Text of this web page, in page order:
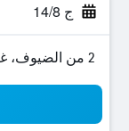
ج 14/8
2 من الضيوف، غرفة واحدة